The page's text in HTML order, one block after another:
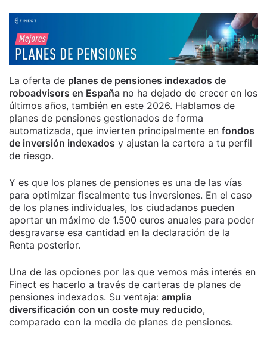
La oferta de planes de pensiones indexados de
roboadvisors en España no ha dejado de crecer en los
últimos años, también en este 2026. Hablamos de
planes de pensiones gestionados de forma
automatizada, que invierten principalmente en fondos
de inversión indexados y ajustan la cartera a tu perfil
de riesgo.
Y es que los planes de pensiones es una de las vías
para optimizar fiscalmente tus inversiones. En el caso
de los planes individuales, los ciudadanos pueden
aportar un máximo de 1.500 euros anuales para poder
desgravarse esa cantidad en la declaración de la
Renta posterior.
Una de las opciones por las que vemos más interés en
Finect es hacerlo a través de carteras de planes de
pensiones indexados. Su ventaja: amplia
diversificación con un coste muy reducido,
comparado con la media de planes de pensiones.